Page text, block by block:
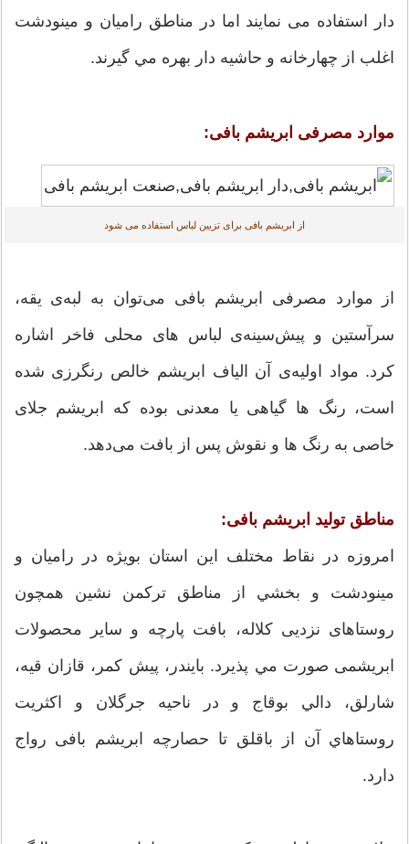
دار استفاده می نمايند اما در مناطق راميان و مينودشت
اغلب از چهارخانه و حاشيه دار بهره مي گيرند.
موارد مصرفی ابریشم بافی:
از ابریشم بافی برای تزیین لباس استفاده می شود
از موارد مصرفی ابریشم بافی می‌توان به لبه‌ی یقه،
سرآستین و پیش‌سینه‌ی لباس های محلی فاخر اشاره
کرد. مواد اولیه‌ی آن الیاف ابریشم خالص رنگرزی شده
است، رنگ ها گیاهی یا معدنی بوده که ابریشم جلای
خاصی به رنگ ها و نقوش پس از بافت می‌دهد.
مناطق توليد ابریشم بافی:
امروزه در نقاط مختلف اين استان بويژه در راميان و
مينودشت و بخشي از مناطق تركمن نشين همچون
روستاهای نزديی كلاله، بافت پارچه و ساير محصولات
ابريشمی صورت مي پذيرد. بايندر، پيش كمر، قازان قيه،
شارلق، دالي بوقاج و در ناحيه جرگلان و اكثريت
روستاهاي آن از باقلق تا حصارچه ابریشم بافی رواج
دارد.